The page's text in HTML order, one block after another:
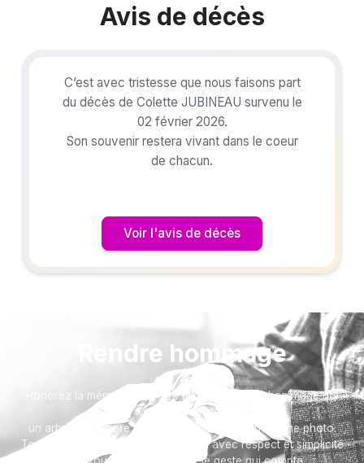
Avis de décès
C’est avec tristesse que nous faisons part
du décès de Colette JUBINEAU survenu le
02 février 2026.
Son souvenir restera vivant dans le coeur
de chacun.
Voir l'avis de décès
Rendre hommage
Honorez la mémoire de votre proche avec un hommage qui
vous ressemble :
un arbre ou encore un message accompagné d'une photo.
Toutes nos options sont présentées avec respect et simplicité